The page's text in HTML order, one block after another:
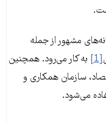
مشهور از جمله
[1]
به کار می‌رود. همچنین
سازمان همکاری و
می‌شود.